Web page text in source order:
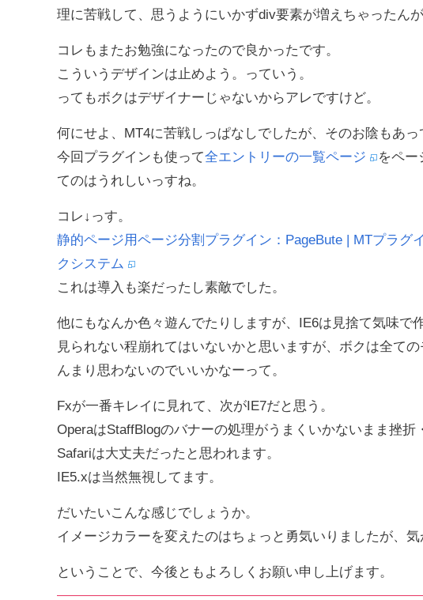
理に苦戦して、思うようにいかずdiv要素が増えちゃったんが
コレもまたお勉強になったので良かったです。
こういうデザインは止めよう。っていう。
ってもボクはデザイナーじゃないからアレですけど。
何にせよ、MT4に苦戦しっぱなしでしたが、そのお陰もあっ
今回プラグインも使って全エントリーの一覧ページ
をペー
てのはうれしいっすね。
コレ↓っす。
静的ページ用ページ分割プラグイン：PageBute | MTプラグ
クシステム
これは導入も楽だったし素敵でした。
他にもなんか色々遊んでたりしますが、IE6は見捨て気味で
見られない程崩れてはいないかと思いますが、ボクは全て
んまり思わないのでいいかなーって。
Fxが一番キレイに見れて、次がIE7だと思う。
OperaはStaffBlogのバナーの処理がうまくいかないまま挫折
Safariは大丈夫だったと思われます。
IE5.xは当然無視してます。
だいたいこんな感じでしょうか。
イメージカラーを変えたのはちょっと勇気いりましたが、気
ということで、今後ともよろしくお願い申し上げます。